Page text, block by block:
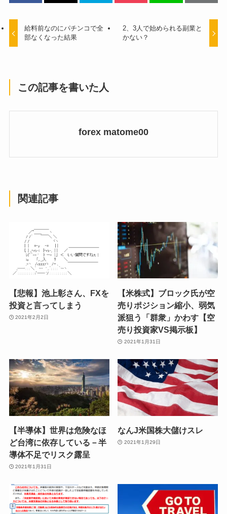
給料前なのにパチンコで全
部なくなった結果
2、3人で始められる副業と
かない？
この記事を書いた人
forex matome00
関連記事
【悲報】池上彰さん、FXを
投資と言ってしまう
2021年2月2日
【米株式】ブロック氏が空
売りポジション縮小、弱気
派狙う「群衆」かわす【空
売り投資家VS掲示板】
2021年1月31日
【半導体】世界は危険なほ
ど台湾に依存している－半
導体不足でリスク露呈
2021年1月31日
なんJ米国株大儲けスレ
2021年1月29日